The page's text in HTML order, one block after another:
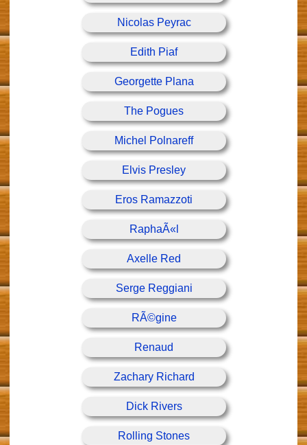
Nicolas Peyrac
Edith Piaf
Georgette Plana
The Pogues
Michel Polnareff
Elvis Presley
Eros Ramazzoti
RaphaÃ«l
Axelle Red
Serge Reggiani
RÃ©gine
Renaud
Zachary Richard
Dick Rivers
Rolling Stones